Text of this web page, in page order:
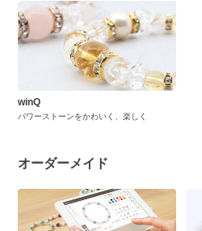
winQ
パワーストーンをかわいく、楽しく
オーダーメイド